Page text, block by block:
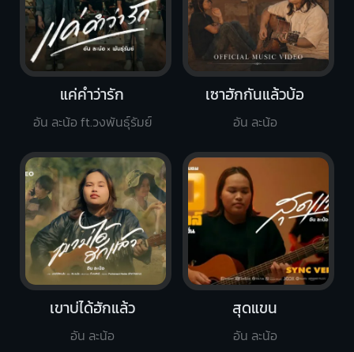
สุดแขน
อัน ละน้อ
เขาบ่ได้ฮักแล้ว
อัน ละน้อ
เซาฮักกันแล้วบ้อ
อัน ละน้อ
แค่คำว่ารัก
อัน ละน้อ ft.วงพันธุ์รัมย์